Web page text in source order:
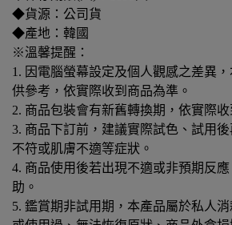
◆貨源：公司貨
◆產地：韓國
※溫馨提醒：
1. 因電腦螢幕設定及個人觀感之差異
供參考，依實際收到商品為準。
2. 商品包裝會有新舊轉換期，依實際收
3. 商品下訂前，建議實際試色、試用
不符或肌膚不適等症狀。
4. 商品使用後若出現不適或非預期反
助。
5. 鑑賞期非試用期，本產品屬於私人